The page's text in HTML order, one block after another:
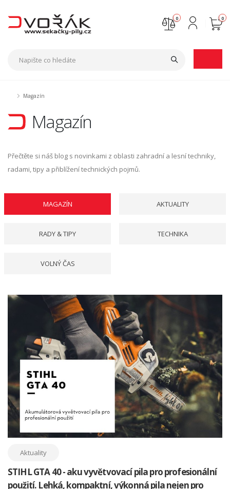
0
0
Magazín
Magazín
Přečtěte si náš blog s novinkami z oblasti zahradní a lesní techniky,
radami, tipy a přiblížení technických pojmů.
MAGAZÍN AKTUALITY
RADY & TIPY TECHNIKA
VOLNÝ ČAS
Aktuality
STIHL GTA 40 - aku vyvětvovací pila pro profesionální
použití. Lehká, kompaktní, výkonná pila nejen pro